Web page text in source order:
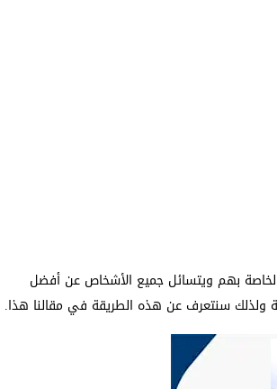
بهم ويتسائل جميع الأشخاص عن أفضل
ولذلك سنتعرف عن هذه الطريقة في مقالنا هذا.